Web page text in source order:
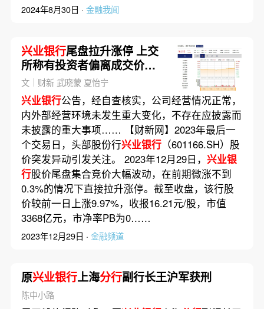
2024年8月30日 · 金融我闻
兴业银行尾盘拉升涨停 上交
所称有投资者偏离成交价大
笔申报
文｜财新 武晓蒙 夏怡宁
兴业银行公告，经自查核实，公司经营情况正常，
内外部经营环境未发生重大变化，不存在应披露而
未披露的重大事项…… 【财新网】2023年最后一
个交易日，头部股份行兴业银行（601166.SH）股
价突发异动引发关注。 2023年12月29日， 兴业银
行股价尾盘集合竞价大幅波动，在前期微涨不到
0.3%的情况下直接拉升涨停。截至收盘，该行股
价较前一日上涨9.97%，收报16.21元/股，市值
3368亿元，市净率PB为0……
2023年12月29日 · 金融频道
原兴业银行上海分行副行长王沪军获刑
陈中小路